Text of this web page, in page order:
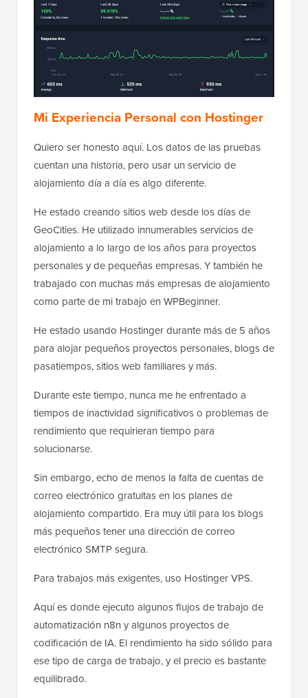
Mi Experiencia Personal con Hostinger
Quiero ser honesto aquí. Los datos de las pruebas
cuentan una historia, pero usar un servicio de
alojamiento día a día es algo diferente.
He estado creando sitios web desde los días de
GeoCities. He utilizado innumerables servicios de
alojamiento a lo largo de los años para proyectos
personales y de pequeñas empresas. Y también he
trabajado con muchas más empresas de alojamiento
como parte de mi trabajo en WPBeginner.
He estado usando Hostinger durante más de 5 años
para alojar pequeños proyectos personales, blogs de
pasatiempos, sitios web familiares y más.
Durante este tiempo, nunca me he enfrentado a
tiempos de inactividad significativos o problemas de
rendimiento que requirieran tiempo para
solucionarse.
Sin embargo, echo de menos la falta de cuentas de
correo electrónico gratuitas en los planes de
alojamiento compartido. Era muy útil para los blogs
más pequeños tener una dirección de correo
electrónico SMTP segura.
Para trabajos más exigentes, uso Hostinger VPS.
Aquí es donde ejecuto algunos flujos de trabajo de
automatización n8n y algunos proyectos de
codificación de IA. El rendimiento ha sido sólido para
ese tipo de carga de trabajo, y el precio es bastante
equilibrado.